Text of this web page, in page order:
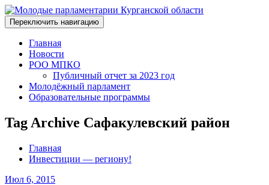
Переключить навигацию
Главная
Новости
РОО МПКО
Публичный отчет за 2023 год
Молодёжный парламент
Образовательные программы
Tag Archive Сафакулевский район
Главная
Инвестиции — региону!
Июл 6, 2015